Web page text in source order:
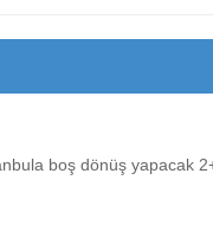
boş dönüş yapacak